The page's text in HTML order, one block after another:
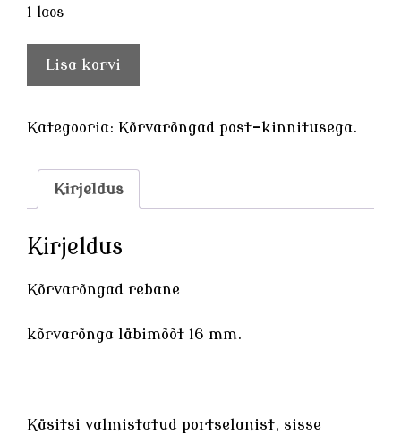
1 laos
Kõrvarõngad
kogus
Lisa korvi
Kategooria: Kõrvarõngad post-kinnitusega.
Kirjeldus
Kirjeldus
Kõrvarõngad rebane
kõrvarõnga läbimõõt 16 mm.
Käsitsi valmistatud portselanist, sisse